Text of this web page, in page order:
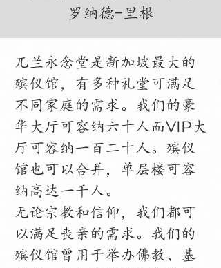
罗纳德-里根
兀兰永念堂是新加坡最大的
殡仪馆，有多种礼堂可满足
不同家庭的需求。我们的豪
华大厅可容纳六十人而VIP 大
厅可容纳一百二十人。殡仪
馆也可以合并，单层楼可容
纳高达一千人。 ​
无论宗教和信仰，我们都可
以满足丧亲的需求。我们的
殡仪馆曾用于举办佛教、基